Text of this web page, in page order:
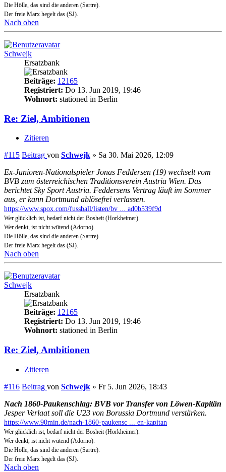
Die Hölle, das sind die anderen (Sartre).
Der freie Marx hegelt das (SJ).
Nach oben
Schwejk
Ersatzbank
Beiträge: 12165
Registriert: Do 13. Jun 2019, 19:46
Wohnort: stationed in Berlin
Re: Ziel, Ambitionen
Zitieren
#115 Beitrag von Schwejk » Sa 30. Mai 2026, 12:09
Ex-Junioren-Nationalspieler Jonas Feddersen (19) wechselt vom
BVB zum österreichischen Traditionsverein Austria Wien. Das
berichtet Sky Sport Austria. Feddersens Vertrag läuft im Sommer
aus, er kann Dortmund ablösefrei verlassen.
https://www.spox.com/fussball/listen/bv ... ad0b539f9d
Wer glücklich ist, bedarf nicht der Bosheit (Horkheimer).
Wer denkt, ist nicht wütend (Adorno).
Die Hölle, das sind die anderen (Sartre).
Der freie Marx hegelt das (SJ).
Nach oben
Schwejk
Ersatzbank
Beiträge: 12165
Registriert: Do 13. Jun 2019, 19:46
Wohnort: stationed in Berlin
Re: Ziel, Ambitionen
Zitieren
#116 Beitrag von Schwejk » Fr 5. Jun 2026, 18:43
Nach 1860-Paukenschlag: BVB vor Transfer von Löwen-Kapitän
Jesper Verlaat soll die U23 von Borussia Dortmund verstärken.
https://www.90min.de/nach-1860-paukensc ... en-kapitan
Wer glücklich ist, bedarf nicht der Bosheit (Horkheimer).
Wer denkt, ist nicht wütend (Adorno).
Die Hölle, das sind die anderen (Sartre).
Der freie Marx hegelt das (SJ).
Nach oben